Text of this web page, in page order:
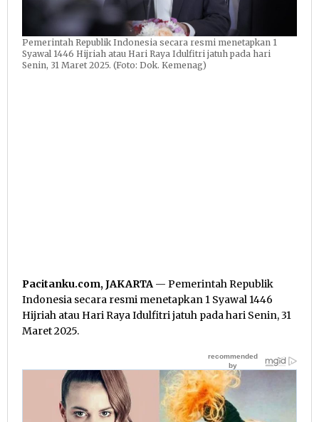
Pemerintah Republik Indonesia secara resmi menetapkan 1
Syawal 1446 Hijriah atau Hari Raya Idulfitri jatuh pada hari
Senin, 31 Maret 2025. (Foto: Dok. Kemenag)
Pacitanku.com, JAKARTA — Pemerintah Republik
Indonesia secara resmi menetapkan 1 Syawal 1446
Hijriah atau Hari Raya Idulfitri jatuh pada hari Senin, 31
Maret 2025.